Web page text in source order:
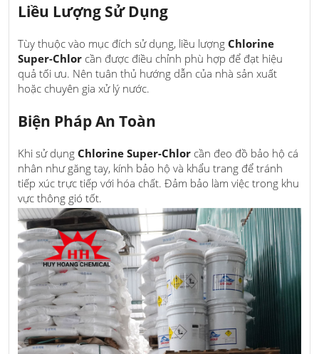
Liều Lượng Sử Dụng
Tùy thuộc vào mục đích sử dụng, liều lượng Chlorine
Super-Chlor cần được điều chỉnh phù hợp để đạt hiệu
quả tối ưu. Nên tuân thủ hướng dẫn của nhà sản xuất
hoặc chuyên gia xử lý nước.
Biện Pháp An Toàn
Khi sử dụng Chlorine Super-Chlor cần đeo đồ bảo hộ cá
nhân như găng tay, kính bảo hộ và khẩu trang để tránh
tiếp xúc trực tiếp với hóa chất. Đảm bảo làm việc trong khu
vực thông gió tốt.